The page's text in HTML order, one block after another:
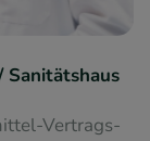
Sanitätshaus
Vertrags­